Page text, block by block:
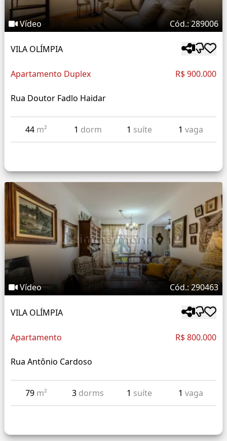
Vídeo Cód.: 289006
VILA OLÍMPIA
Apartamento Duplex R$ 900.000
Rua Doutor Fadlo Haidar
44 m² 1 dorm 1 suíte 1 vaga
Vídeo Cód.: 290463
VILA OLÍMPIA
Apartamento R$ 800.000
Rua Antônio Cardoso
79 m² 3 dorms 1 suíte 1 vaga